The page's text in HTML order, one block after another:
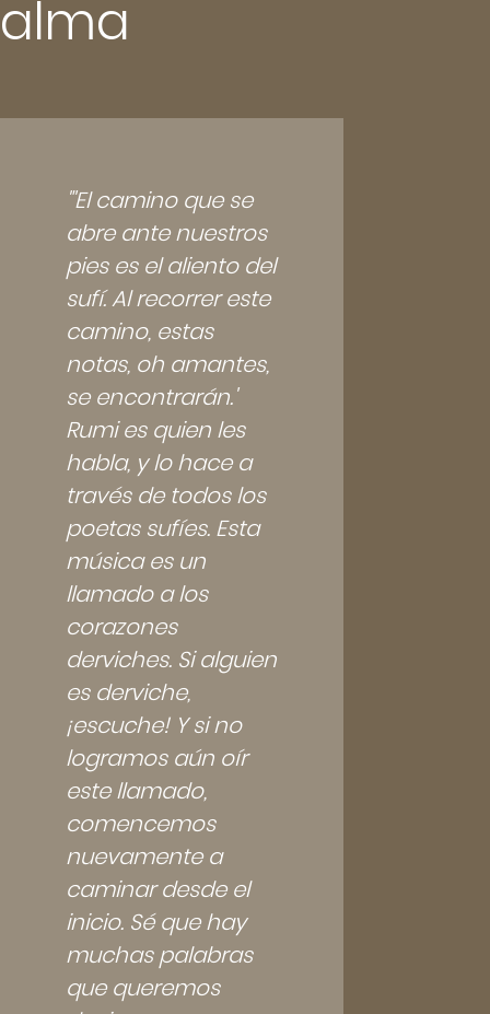
alma
"'El camino que se
abre ante nuestros
pies es el aliento del
sufí. Al recorrer este
camino, estas
notas, oh amantes,
se encontrarán.'
Rumi es quien les
habla, y lo hace a
través de todos los
poetas sufíes. Esta
música es un
llamado a los
corazones
derviches. Si alguien
es derviche,
¡escuche! Y si no
logramos aún oír
este llamado,
comencemos
nuevamente a
caminar desde el
inicio. Sé que hay
muchas palabras
que queremos